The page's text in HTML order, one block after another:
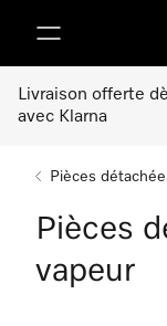
Livraison offerte
avec Klarna
Pièces
Pièces
vapeur